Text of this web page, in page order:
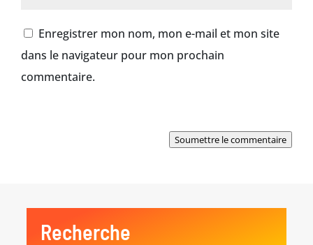
Enregistrer mon nom, mon e-mail et mon site
dans le navigateur pour mon prochain
commentaire.
Soumettre le commentaire
Recherche